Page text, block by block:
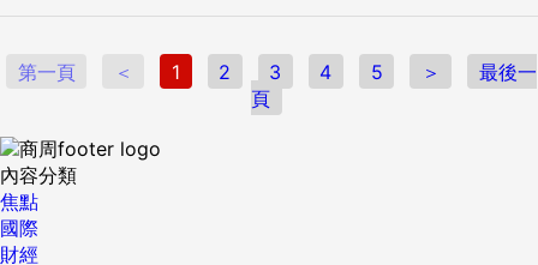
第一頁 ＜ 1 2 3 4 5 ＞
最後一
頁
內容分類
焦點
國際
財經